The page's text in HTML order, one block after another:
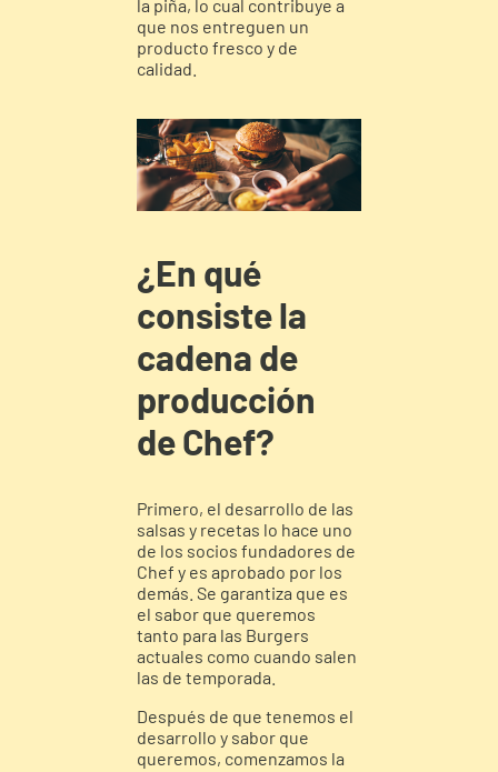
la piña, lo cual contribuye a
que nos entreguen un
producto fresco y de
calidad.
¿En qué
consiste la
cadena de
producción
de Chef?
Primero, el desarrollo de las
salsas y recetas lo hace uno
de los socios fundadores de
Chef y es aprobado por los
demás. Se garantiza que es
el sabor que queremos
tanto para las Burgers
actuales como cuando salen
las de temporada.
Después de que tenemos el
desarrollo y sabor que
queremos, comenzamos la